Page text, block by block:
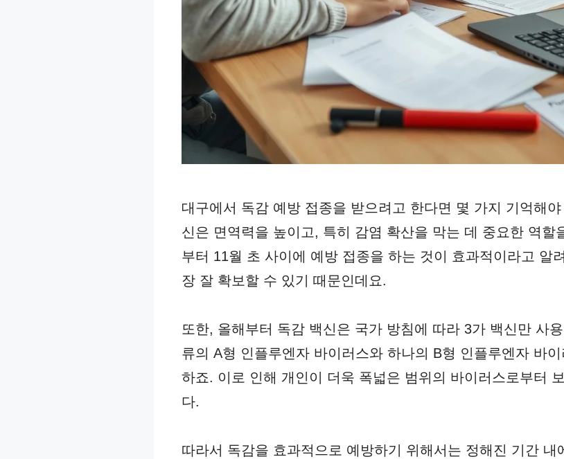
대구에서 독감 예방 접종을 받으려고 한다면 몇 가지 기억해
신은 면역력을 높이고, 특히 감염 확산을 막는 데 중요한 역할
부터 11월 초 사이에 예방 접종을 하는 것이 효과적이라고 알
장 잘 확보할 수 있기 때문인데요.
또한, 올해부터 독감 백신은 국가 방침에 따라 3가 백신만 사
류의 A형 인플루엔자 바이러스와 하나의 B형 인플루엔자 바
하죠. 이로 인해 개인이 더욱 폭넓은 범위의 바이러스로부터
다.
따라서 독감을 효과적으로 예방하기 위해서는 정해진 기간 내